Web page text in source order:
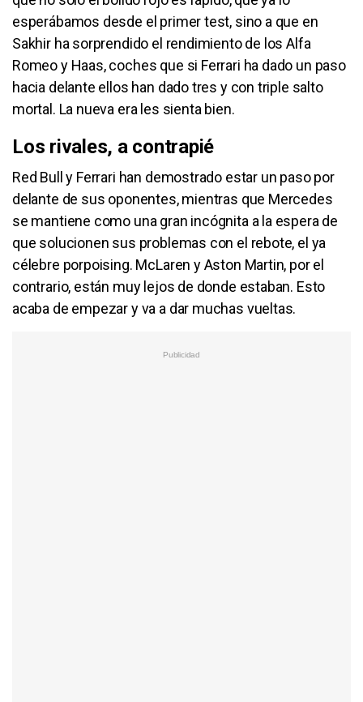
esperábamos desde el primer test, sino a que en
Sakhir ha sorprendido el rendimiento de los Alfa
Romeo y Haas, coches que si Ferrari ha dado un paso
hacia delante ellos han dado tres y con triple salto
mortal. La nueva era les sienta bien.
Los rivales, a contrapié
Red Bull y Ferrari han demostrado estar un paso por
delante de sus oponentes, mientras que Mercedes
se mantiene como una gran incógnita a la espera de
que solucionen sus problemas con el rebote, el ya
célebre porpoising. McLaren y Aston Martin, por el
contrario, están muy lejos de donde estaban. Esto
acaba de empezar y va a dar muchas vueltas.